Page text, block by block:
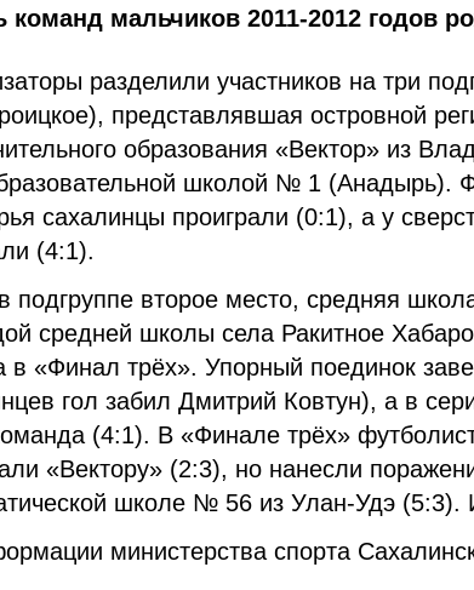
команд мальчиков 2011-2012 годов
разделили участников на три
представлявшая островной
образования «Вектор» из
школой № 1 (Анадырь).
сахалинцы проиграли (0:1), а у
(4:1).
подгруппе второе место, средняя
средней школы села Ракитное
в «Финал трёх». Упорный поединок
гол забил Дмитрий Ковтун), а в
(4:1). В «Финале трёх»
«Вектору» (2:3), но нанесли
школе № 56 из Улан-Удэ (5:3).
министерства спорта